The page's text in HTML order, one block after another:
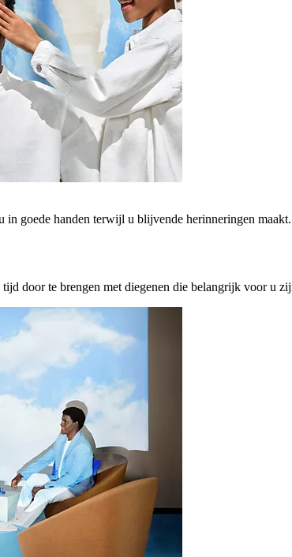
goede handen terwijl u blijvende herinneringen maakt.
door te brengen met diegenen die belangrijk voor u